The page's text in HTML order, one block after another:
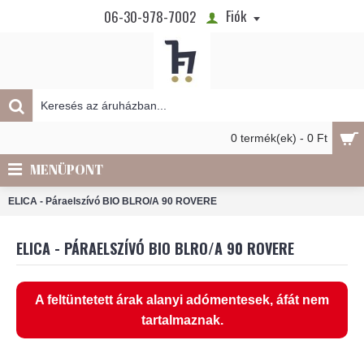
06-30-978-7002 Fiók
0 termék(ek) - 0 Ft
MENÜPONT
ELICA - Páraelszívó BIO BLRO/A 90 ROVERE
ELICA - PÁRAELSZÍVÓ BIO BLRO/A 90 ROVERE
A feltüntetett árak alanyi adómentesek, áfát nem
tartalmaznak.